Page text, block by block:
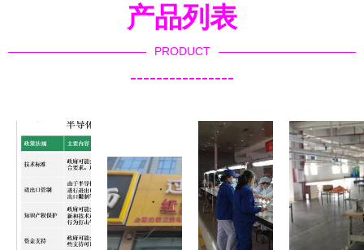
产品列表
PRODUCT
----------------